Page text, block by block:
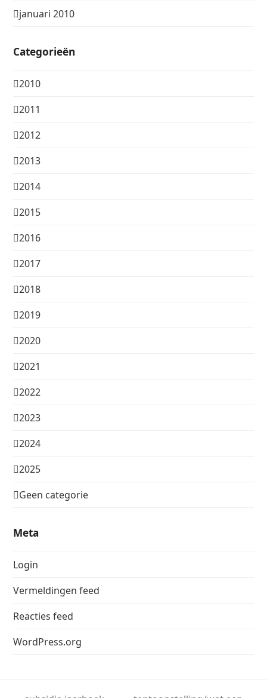
januari 2010
Categorieën
2010
2011
2012
2013
2014
2015
2016
2017
2018
2019
2020
2021
2022
2023
2024
2025
Geen categorie
Meta
Login
Vermeldingen feed
Reacties feed
WordPress.org